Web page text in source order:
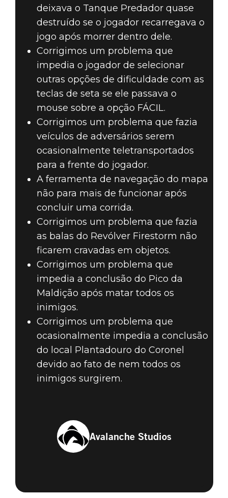
deixava o Tanque Predador quase
destruído se o jogador recarregava o
jogo após morrer dentro dele.
Corrigimos um problema que
impedia o jogador de selecionar
outras opções de dificuldade com as
teclas de seta se ele passava o
mouse sobre a opção FÁCIL.
Corrigimos um problema que fazia
veículos de adversários serem
ocasionalmente teletransportados
para a frente do jogador.
A ferramenta de navegação do mapa
não para mais de funcionar após
concluir uma corrida.
Corrigimos um problema que fazia
as balas do Revólver Firestorm não
ficarem cravadas em objetos.
Corrigimos um problema que
impedia a conclusão do Pico da
Maldição após matar todos os
inimigos.
Corrigimos um problema que
ocasionalmente impedia a conclusão
do local Plantadouro do Coronel
devido ao fato de nem todos os
inimigos surgirem.
Avalanche Studios